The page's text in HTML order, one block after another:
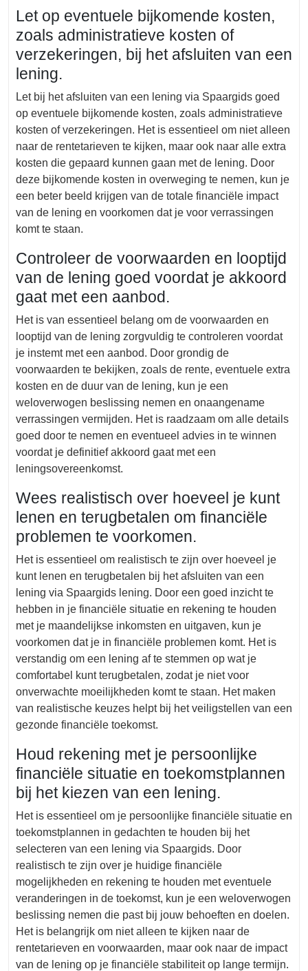
Let op eventuele bijkomende kosten,
zoals administratieve kosten of
verzekeringen, bij het afsluiten van een
lening.
Let bij het afsluiten van een lening via Spaargids goed
op eventuele bijkomende kosten, zoals administratieve
kosten of verzekeringen. Het is essentieel om niet alleen
naar de rentetarieven te kijken, maar ook naar alle extra
kosten die gepaard kunnen gaan met de lening. Door
deze bijkomende kosten in overweging te nemen, kun je
een beter beeld krijgen van de totale financiële impact
van de lening en voorkomen dat je voor verrassingen
komt te staan.
Controleer de voorwaarden en looptijd
van de lening goed voordat je akkoord
gaat met een aanbod.
Het is van essentieel belang om de voorwaarden en
looptijd van de lening zorgvuldig te controleren voordat
je instemt met een aanbod. Door grondig de
voorwaarden te bekijken, zoals de rente, eventuele extra
kosten en de duur van de lening, kun je een
weloverwogen beslissing nemen en onaangename
verrassingen vermijden. Het is raadzaam om alle details
goed door te nemen en eventueel advies in te winnen
voordat je definitief akkoord gaat met een
leningsovereenkomst.
Wees realistisch over hoeveel je kunt
lenen en terugbetalen om financiële
problemen te voorkomen.
Het is essentieel om realistisch te zijn over hoeveel je
kunt lenen en terugbetalen bij het afsluiten van een
lening via Spaargids lening. Door een goed inzicht te
hebben in je financiële situatie en rekening te houden
met je maandelijkse inkomsten en uitgaven, kun je
voorkomen dat je in financiële problemen komt. Het is
verstandig om een lening af te stemmen op wat je
comfortabel kunt terugbetalen, zodat je niet voor
onverwachte moeilijkheden komt te staan. Het maken
van realistische keuzes helpt bij het veiligstellen van een
gezonde financiële toekomst.
Houd rekening met je persoonlijke
financiële situatie en toekomstplannen
bij het kiezen van een lening.
Het is essentieel om je persoonlijke financiële situatie en
toekomstplannen in gedachten te houden bij het
selecteren van een lening via Spaargids. Door
realistisch te zijn over je huidige financiële
mogelijkheden en rekening te houden met eventuele
veranderingen in de toekomst, kun je een weloverwogen
beslissing nemen die past bij jouw behoeften en doelen.
Het is belangrijk om niet alleen te kijken naar de
rentetarieven en voorwaarden, maar ook naar de impact
van de lening op je financiële stabiliteit op lange termijn.